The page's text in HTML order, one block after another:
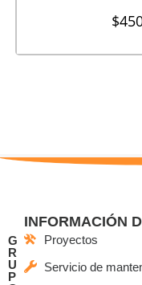
$
G
R
U
P
INFORMACIÓN
Proyectos
Servicio de